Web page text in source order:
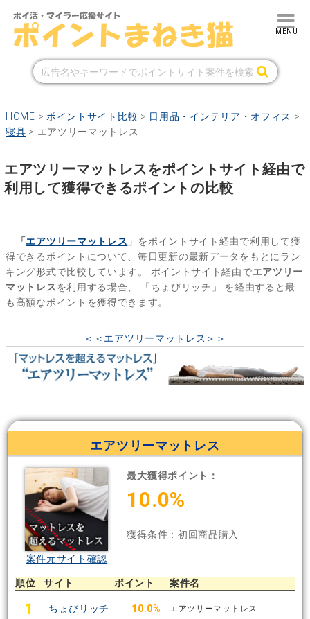
HOME > ポイントサイト比較 > 日用品・インテリア・オフィス >
寝具 > エアツリーマットレス
エアツリーマットレスをポイントサイト経由で
利用して獲得できるポイントの比較
「 エアツリーマットレス 」 をポイントサイト経由で利用して獲
得できるポイントについて、毎日更新の最新データをもとにラン
キング形式で比較しています。 ポイントサイト経由でエアツリー
マットレスを利用する場合、 「ちょびリッチ」
を経由すると最
も高額なポイントを獲得できます。
＜＜エアツリーマットレス＞＞
エアツリーマットレス
案件元サイト確認
最大獲得ポイント：
10.0%
獲得条件：初回商品購入
順位 サイト ポイント 案件名
1 ちょびリッチ 10.0% エアツリーマットレス